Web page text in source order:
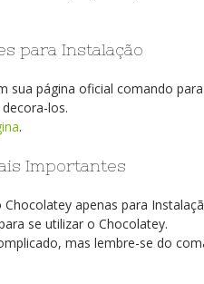
para Instalação
sua página oficial comando
los.
.
Importantes
Chocolatey apenas para
se utilizar o Chocolatey.
mas lembre-se do